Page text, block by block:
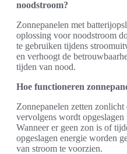
noodstroom?
Zonnepanelen met
oplossing voor noodstroom
te gebruiken tijdens
en verhoogt de
tijden van nood.
Hoe functioneren
Zonnepanelen zetten
vervolgens wordt
Wanneer er geen zon is of
opgeslagen energie worden
van stroom te voorzien.